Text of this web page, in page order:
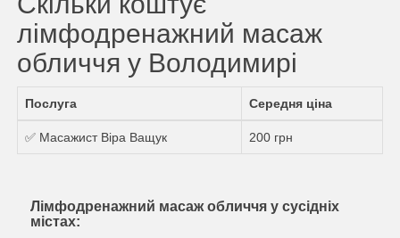
лімфодренажний масаж
обличчя у Володимирі
Послуга Середня ціна
✅ Масажист Віра Ващук 200 грн
Лімфодренажний масаж обличчя у сусідніх
містах: